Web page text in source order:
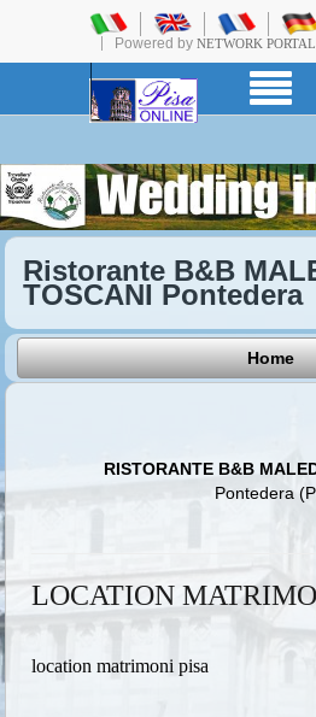
Powered by NETWORK
Ristorante B&B
TOSCANI Pontedera
Home
RISTORANTE B&B
Pontedera
LOCATION
location matrimoni pisa